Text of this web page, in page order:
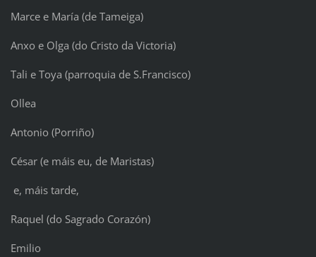
Marce e María (de Tameiga)
Anxo e Olga (do Cristo da Victoria)
Tali e Toya (parroquia de S.Francisco)
Ollea
Antonio (Porriño)
César (e máis eu, de Maristas)
e, máis tarde,
Raquel (do Sagrado Corazón)
Emilio